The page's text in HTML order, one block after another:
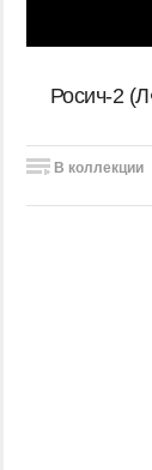
Росич-2
В коллекции